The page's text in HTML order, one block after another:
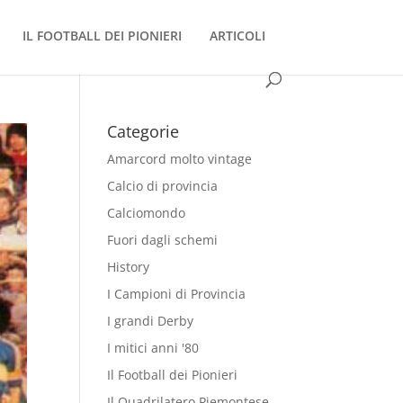
IL FOOTBALL DEI PIONIERI ARTICOLI
Categorie
Amarcord molto vintage
Calcio di provincia
Calciomondo
Fuori dagli schemi
History
I Campioni di Provincia
I grandi Derby
I mitici anni '80
Il Football dei Pionieri